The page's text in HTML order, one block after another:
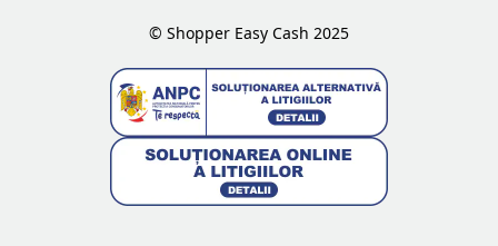
© Shopper Easy Cash 2025